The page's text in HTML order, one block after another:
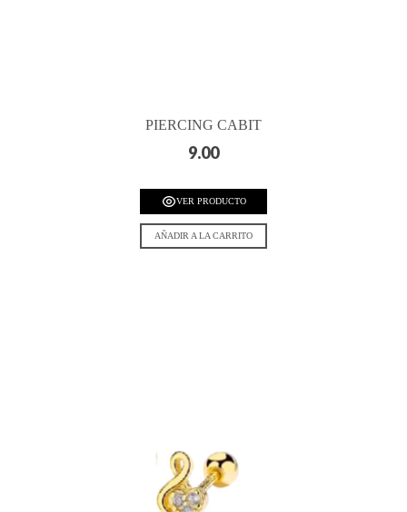
PIERCING CABIT
9.00
VER PRODUCTO
AÑADIR A LA CARRITO